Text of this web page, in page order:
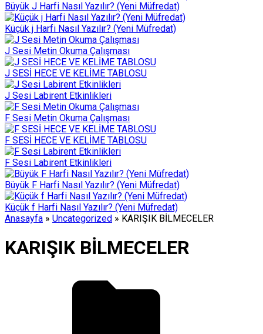
Büyük J Harfi Nasıl Yazılır? (Yeni Müfredat)
Küçük j Harfi Nasıl Yazılır? (Yeni Müfredat)
J Sesi Metin Okuma Çalışması
J SESİ HECE VE KELİME TABLOSU
J Sesi Labirent Etkinlikleri
F Sesi Metin Okuma Çalışması
F SESİ HECE VE KELİME TABLOSU
F Sesi Labirent Etkinlikleri
Büyük F Harfi Nasıl Yazılır? (Yeni Müfredat)
Küçük f Harfi Nasıl Yazılır? (Yeni Müfredat)
Anasayfa » Uncategorized » KARIŞIK BİLMECELER
KARIŞIK BİLMECELER